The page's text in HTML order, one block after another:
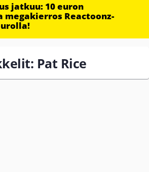
jatkuu: 10 euron
Reactoonz-
Pat Rice